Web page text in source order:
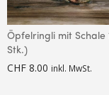
Öpfelringli mit Schale
Stk.)
CHF 8.00 inkl. MwSt.